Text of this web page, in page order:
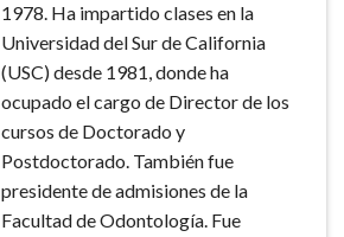
1978. Ha impartido clases en la
Universidad del Sur de California
(USC) desde 1981, donde ha
ocupado el cargo de Director de los
cursos de Doctorado y
Postdoctorado. También fue
presidente de admisiones de la
Facultad de Odontología. Fue